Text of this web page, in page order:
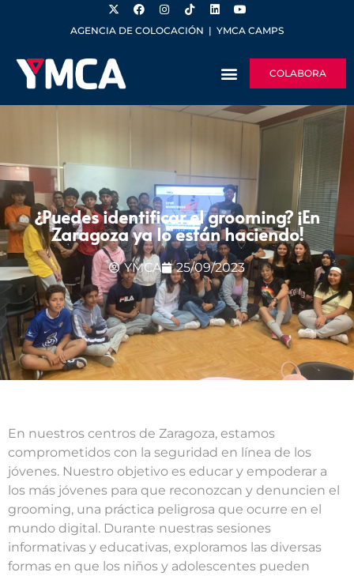
AGENCIA DE COLOCACIÓN | YMCA CAMPS
COLABORA
¿Puedes identificar el grooming? ¡En
Zaragoza ya lo están haciendo!
YMCA 25/09/2023
En nuestros centros de Zaragoza, estamos
comprometidos con la seguridad en línea de los
jóvenes. Nuestro objetivo es educar y empoderar a
los más jóvenes para que reconozcan y denuncien el
grooming, una práctica peligrosa que ocurre en el
mundo digital. Durante nuestras sesiones
informativas y educativas, exploramos las diversas
formas en que los niños y adolescentes pueden